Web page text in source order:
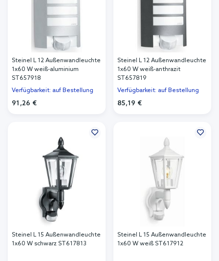
Steinel L 12 Außenwandleuchte
1x60 W weiß-aluminium
ST657918
Verfügbarkeit: auf Bestellung
91,26 €
Steinel L 12 Außenwandleuchte
1x60 W weiß-anthrazit
ST657819
Verfügbarkeit: auf Bestellung
85,19 €
Steinel L 15 Außenwandleuchte
1x60 W schwarz ST617813
Steinel L 15 Außenwandleuchte
1x60 W weiß ST617912